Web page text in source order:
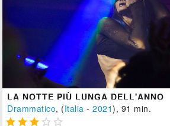
LA NOTTE PIÙ LUNGA DELL'ANNO
Drammatico, (Italia -2021), 91 min.
    